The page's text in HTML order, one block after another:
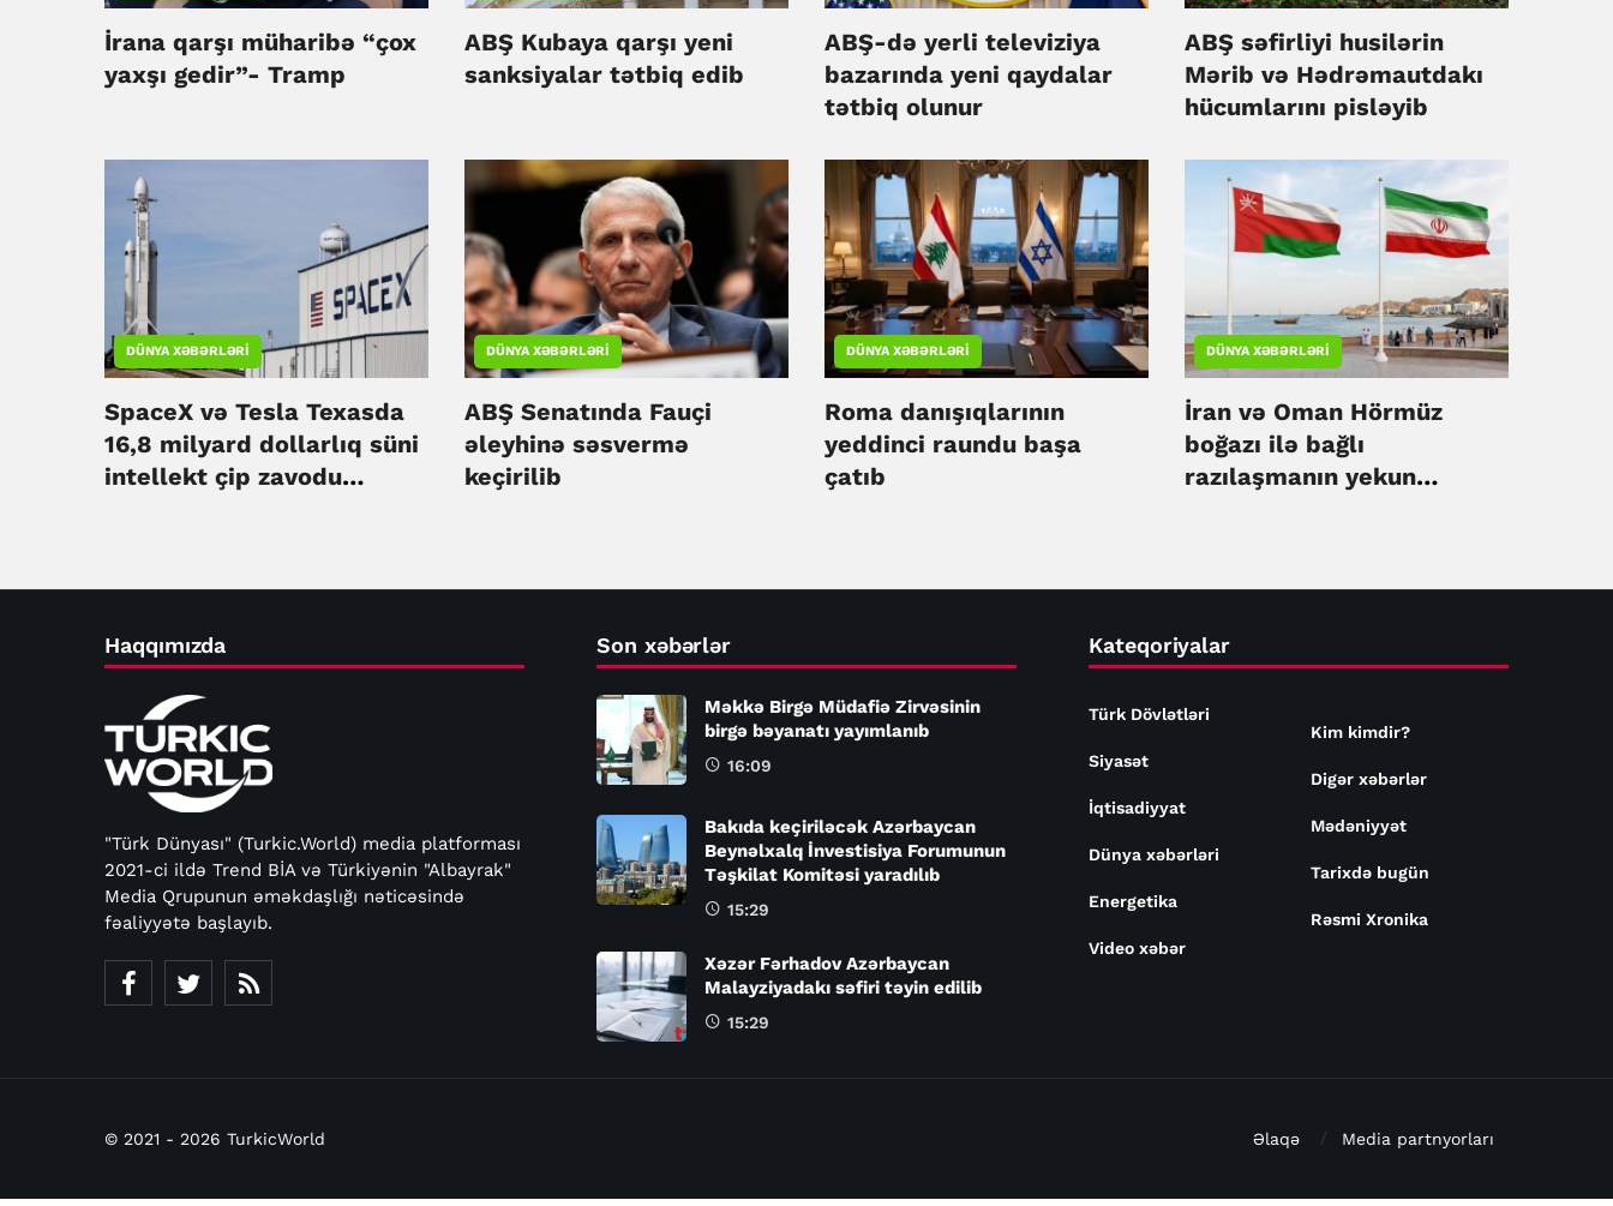
İrana qarşı müharibə “çox
yaxşı gedir”- Tramp
ABŞ Kubaya qarşı yeni
sanksiyalar tətbiq edib
ABŞ-də yerli televiziya
bazarında yeni qaydalar
tətbiq olunur
ABŞ səfirliyi husilərin
Mərib və Hədrəmautdakı
hücumlarını pisləyib
DÜNYA XƏBƏRLƏRI
SpaceX və Tesla Texasda
16,8 milyard dollarlıq süni
intellekt çip zavodu
DÜNYA XƏBƏRLƏRI
ABŞ Senatında Fauçi
əleyhinə səsvermə
keçirilib
DÜNYA XƏBƏRLƏRI
Roma danışıqlarının
yeddinci raundu başa
çatıb
DÜNYA XƏBƏRLƏRI
İran və Oman Hörmüz
boğazı ilə bağlı
razılaşmanın yekun
Haqqımızda
"Türk Dünyası" (Turkic.World) media platforması
2021-ci ildə Trend BİA və Türkiyənin "Albayrak"
Media Qrupunun əməkdaşlığı nəticəsində
fəaliyyətə başlayıb.
Son xəbərlər
Məkkə Birgə Müdafiə Zirvəsinin
birgə bəyanatı yayımlanıb
16:09
Bakıda keçiriləcək Azərbaycan
Beynəlxalq İnvestisiya Forumunun
Təşkilat Komitəsi yaradılıb
15:29
Xəzər Fərhadov Azərbaycan
Malayziyadakı səfiri təyin edilib
15:29
Kateqoriyalar
Türk Dövlətləri
Siyasət
İqtisadiyyat
Dünya xəbərləri
Energetika
Video xəbər
Kim kimdir?
Digər xəbərlər
Mədəniyyət
Tarixdə bugün
Rəsmi Xronika
© 2021 - 2026 TurkicWorld Əlaqə Media partnyorları